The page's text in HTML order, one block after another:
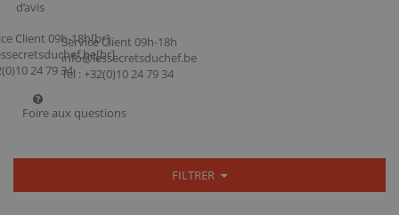
Service Client 09h-18h
info@lessecretsduchef.be
Tel : +32(0)10 24 79 34
Foire aux questions
FILTRER